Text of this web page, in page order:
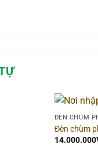
ĐÈN CHÙM
Đèn chùm
14.000.000